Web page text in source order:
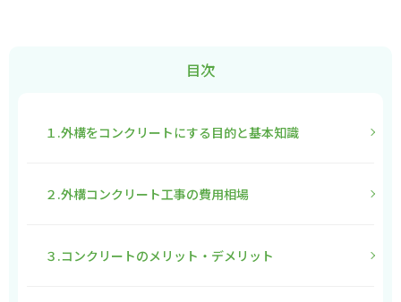
目次
１.外構をコンクリートにする目的と基本知識
２.外構コンクリート工事の費用相場
３.コンクリートのメリット・デメリット